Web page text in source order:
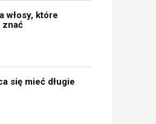
włosy, które
znać
się mieć długie